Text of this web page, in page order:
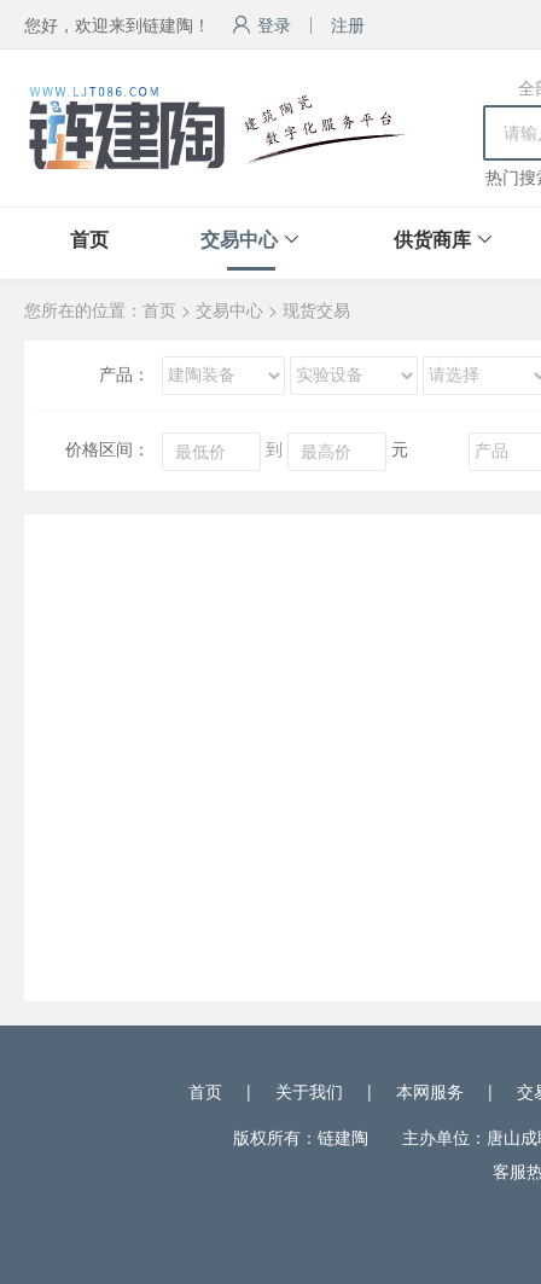
您好，欢迎来到链建陶！ 登录 注册
全
热门搜
首页 交易中心 供货商库
您所在的位置： 首页 > 交易中心 > 现货交易
产品：
价格区间： 到 元
首页 | 关于我们 | 本网服务 |
交
版权所有：链建陶 主办单位：唐山
客服